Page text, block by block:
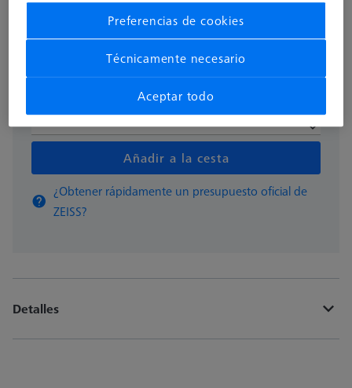
277,20 €
pzas
Añadir a la cesta
¿Obtener rápidamente un presupuesto oficial de
ZEISS?
Detalles
Preferencias de cookies
Técnicamente necesario
Aceptar todo